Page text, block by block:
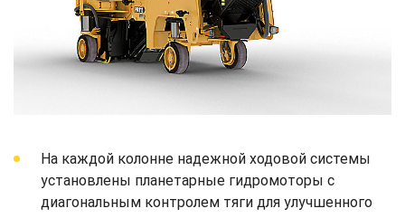
На каждой колонне надежной ходовой системы
установлены планетарные гидромоторы с
диагональным контролем тяги для улучшенного